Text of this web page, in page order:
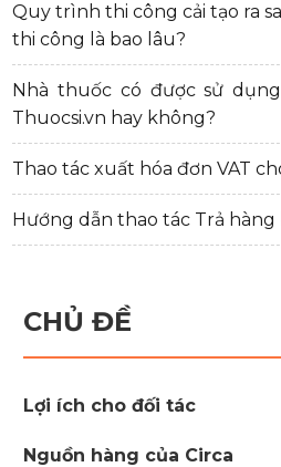
Quy trình thi công cải tạo ra
thi công là bao lâu?
Nhà thuốc có được sử
Thuocsi.vn hay không?
Thao tác xuất hóa đơn VAT
Hướng dẫn thao tác Trả hàng
CHỦ ĐỀ
Lợi ích cho đối tác
Nguồn hàng của Circa